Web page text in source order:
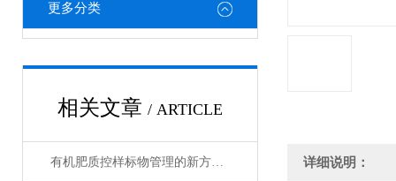
更多分类
相关文章 / ARTICLE
有机肥质控样标物管理的新方法与新思路 详细说明：